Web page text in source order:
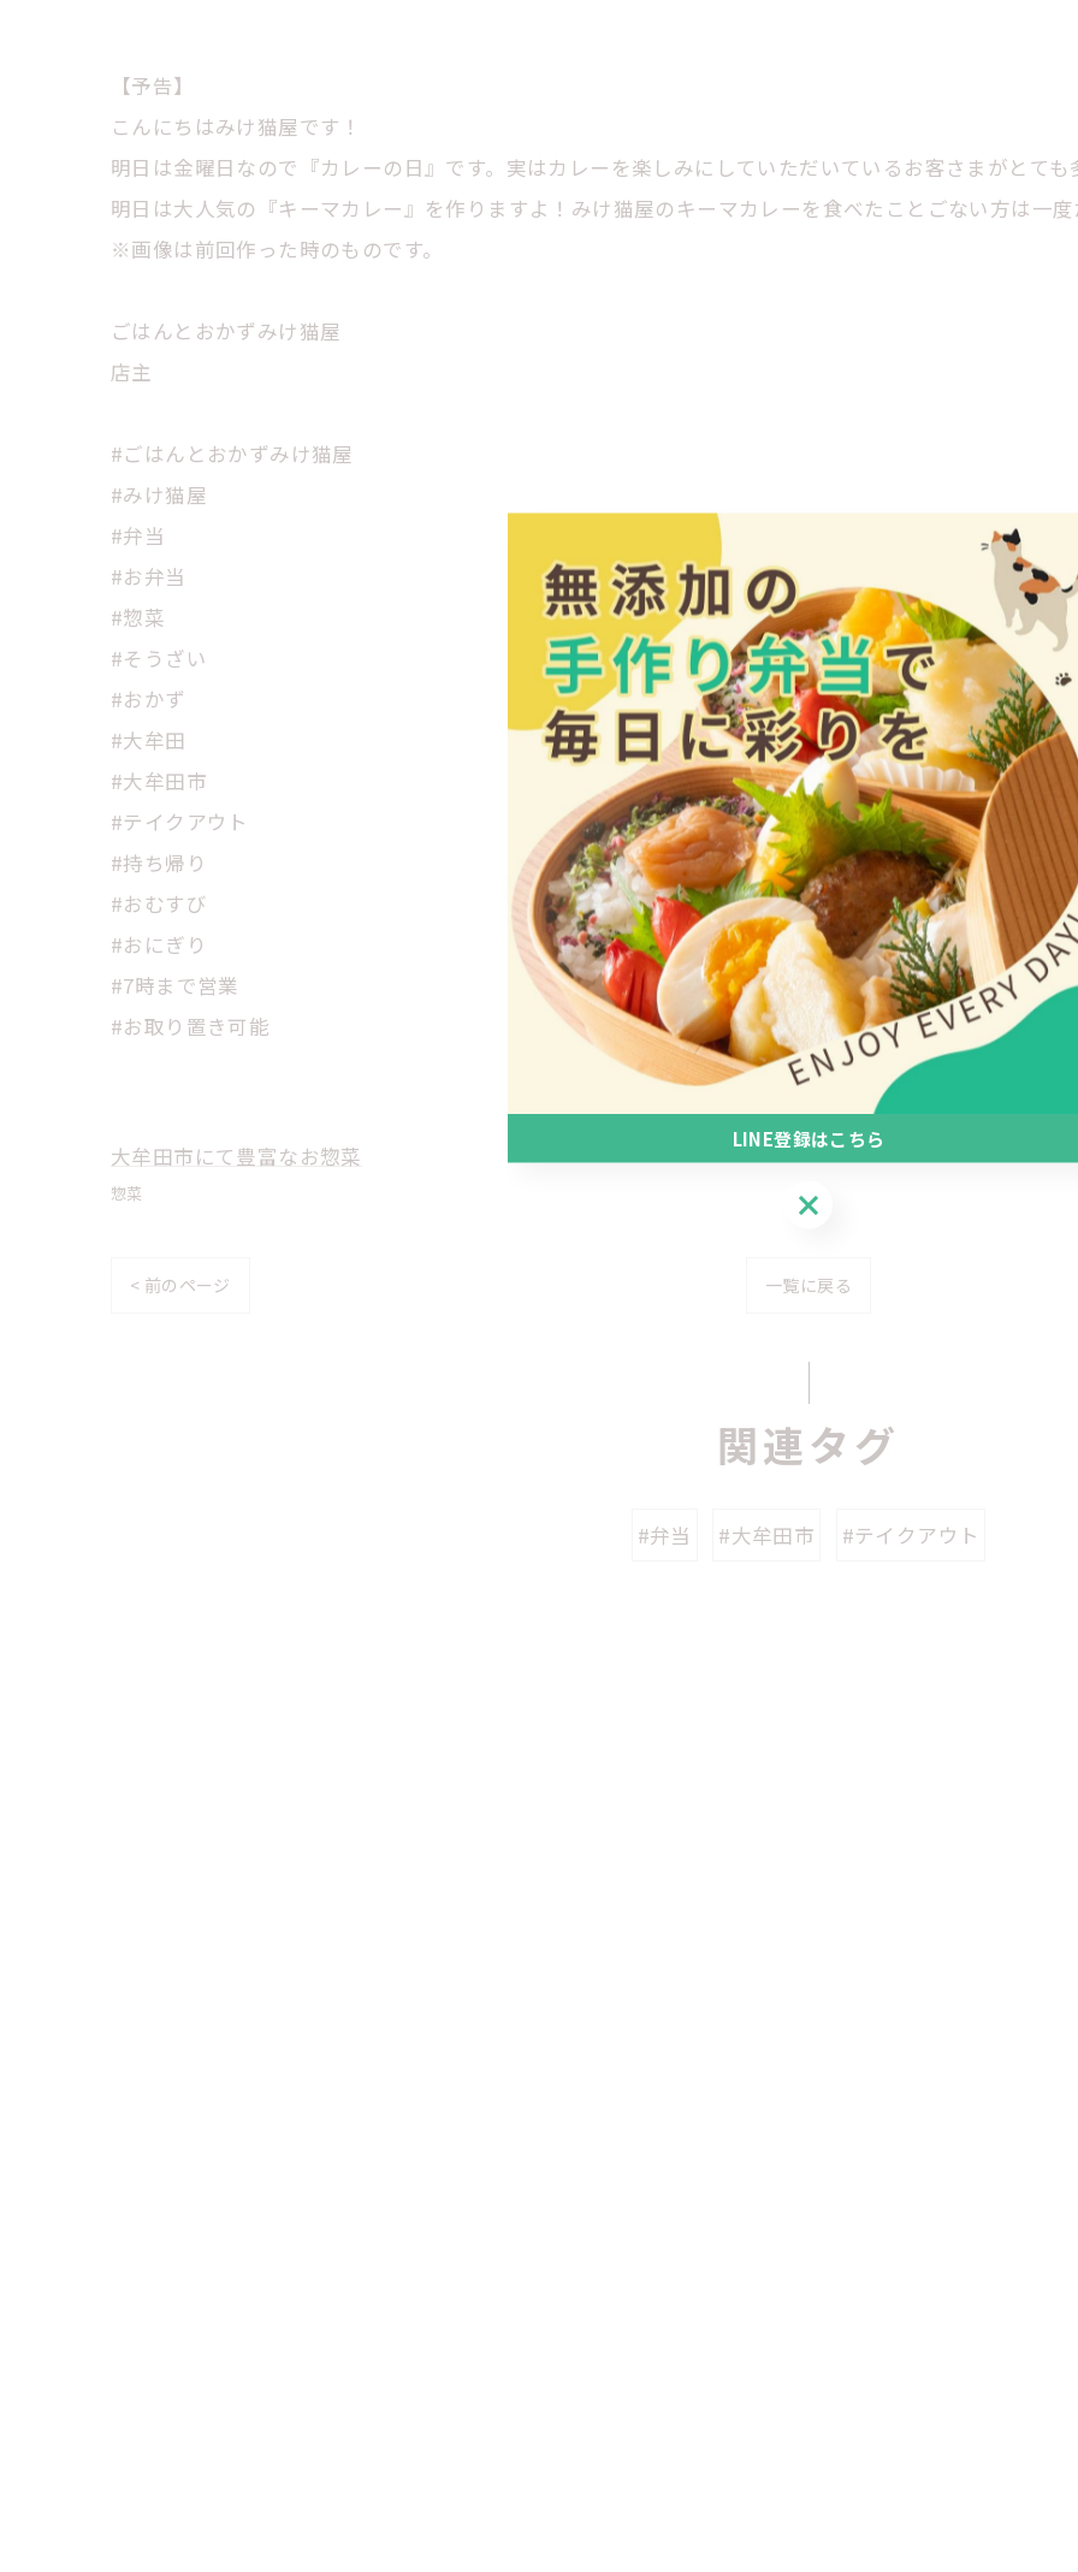
【予告】
こんにちはみけ猫屋です！
明日は金曜日なので『カレーの日』です。実はカレーを楽しみにしていただいているお客さまがとても
明日は大人気の『キーマカレー』を作りますよ！みけ猫屋のキーマカレーを食べたことごない方は一
※画像は前回作った時のものです。
ごはんとおかずみけ猫屋
店主
#ごはんとおかずみけ猫屋
#みけ猫屋
#弁当
#お弁当
#惣菜
#そうざい
#おかず
#大牟田
#大牟田市
#テイクアウト
#持ち帰り
#おむすび
#おにぎり
#7時まで営業
#お取り置き可能
大牟田市にて豊富なお惣菜
惣菜
< 前のページ 一覧に戻る
関連タグ
#弁当 #大牟田市 #テイクアウト
LINE登録はこちら
LINE登録はこちら